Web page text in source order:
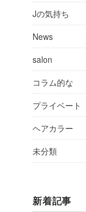
Jの気持ち
News
salon
コラム的な
プライベート
ヘアカラー
未分類
新着記事